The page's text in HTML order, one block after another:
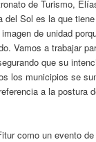
de Turismo,
del Sol es la que
de unidad
Vamos a trabajar
que su
los municipios se
a la postura
como un evento